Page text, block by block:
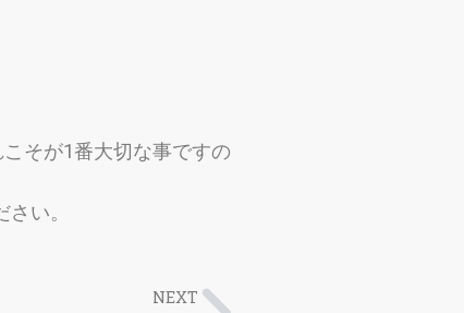
こそが1番大切な事ですの
い。
NEXT